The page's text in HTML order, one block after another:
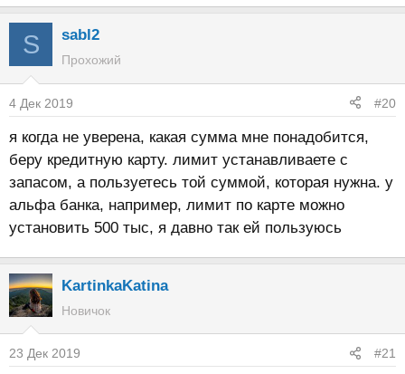
S sabl2
Прохожий
4 Дек 2019 #20
я когда не уверена, какая сумма мне понадобится,
беру кредитную карту. лимит устанавливаете с
запасом, а пользуетесь той суммой, которая нужна. у
альфа банка, например, лимит по карте можно
установить 500 тыс, я давно так ей пользуюсь
KartinkaKatina
Новичок
23 Дек 2019 #21